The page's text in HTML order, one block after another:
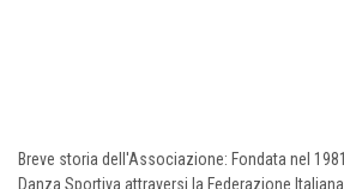
Breve storia dell'Associazione: Fondata nel
Danza Sportiva attraversi la Federazione